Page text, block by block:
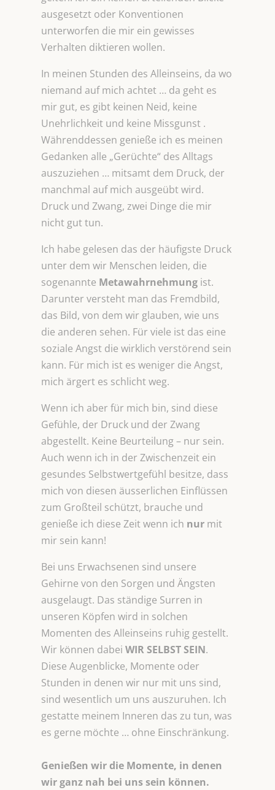
ausgesetzt oder Konventionen
unterworfen die mir ein gewisses
Verhalten diktieren wollen.
In meinen Stunden des Alleinseins, da wo
niemand auf mich achtet … da geht es
mir gut, es gibt keinen Neid, keine
Unehrlichkeit und keine Missgunst .
Währenddessen genieße ich es meinen
Gedanken alle „Gerüchte“ des Alltags
auszuziehen … mitsamt dem Druck, der
manchmal auf mich ausgeübt wird.
Druck und Zwang, zwei Dinge die mir
nicht gut tun.
Ich habe gelesen das der häufigste Druck
unter dem wir Menschen leiden, die
sogenannte Metawahrnehmung ist.
Darunter versteht man das Fremdbild,
das Bild, von dem wir glauben, wie uns
die anderen sehen. Für viele ist das eine
soziale Angst die wirklich verstörend sein
kann. Für mich ist es weniger die Angst,
mich ärgert es schlicht weg.
Wenn ich aber für mich bin, sind diese
Gefühle, der Druck und der Zwang
abgestellt. Keine Beurteilung – nur sein.
Auch wenn ich in der Zwischenzeit ein
gesundes Selbstwertgefühl besitze, dass
mich von diesen äusserlichen Einflüssen
zum Großteil schützt, brauche und
genieße ich diese Zeit wenn ich nur mit
mir sein kann!
Bei uns Erwachsenen sind unsere
Gehirne von den Sorgen und Ängsten
ausgelaugt. Das ständige Surren in
unseren Köpfen wird in solchen
Momenten des Alleinseins ruhig gestellt.
Wir können dabeiWIR SELBST SEIN.
Diese Augenblicke, Momente oder
Stunden in denen wir nur mit uns sind,
sind wesentlich um uns auszuruhen. Ich
gestatte meinem Inneren das zu tun, was
es gerne möchte … ohne Einschränkung.
Genießen wir die Momente, in denen
wir ganz nah bei uns sein können.